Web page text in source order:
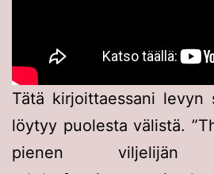
Tätä kirjoittaessani levyn
löytyy puolesta välistä.
pienen viljelijän